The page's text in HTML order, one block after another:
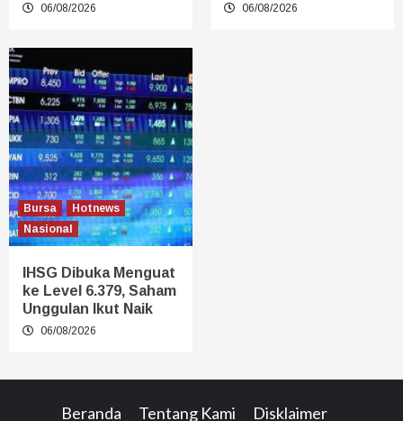
06/08/2026 06/08/2026
Bursa
Hotnews
Nasional
IHSG Dibuka Menguat
ke Level 6.379, Saham
Unggulan Ikut Naik
06/08/2026
Beranda Tentang Kami Disklaimer